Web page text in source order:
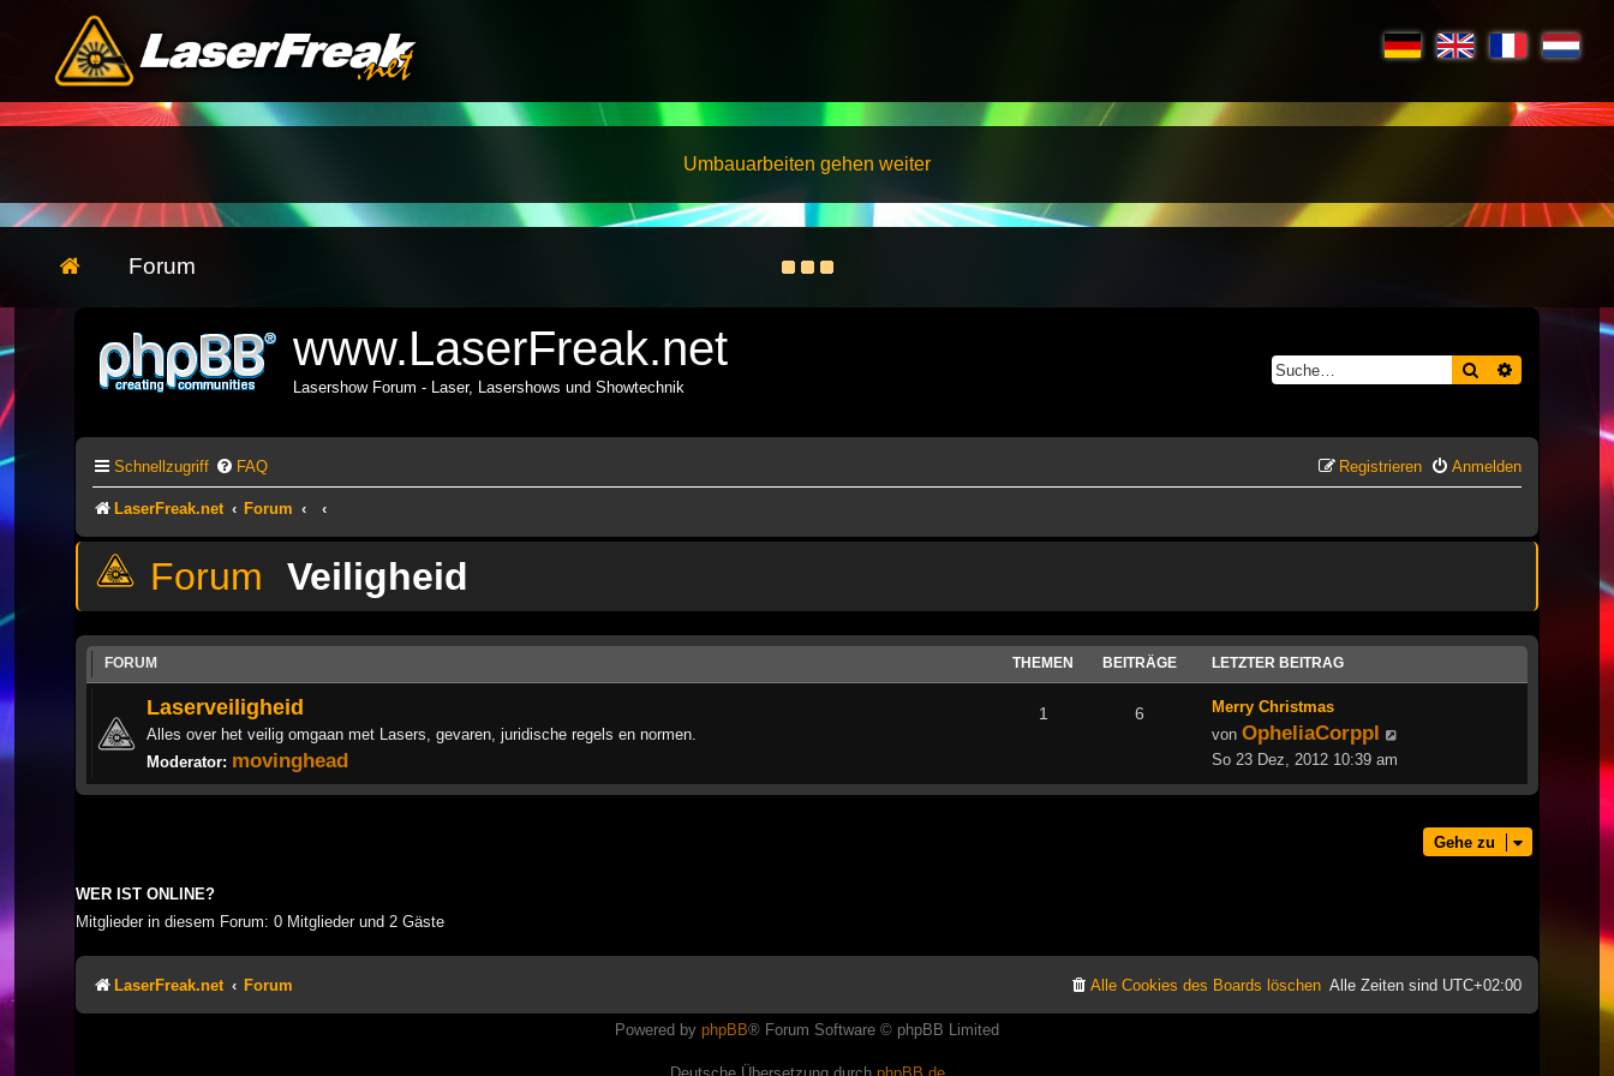
Umbauarbeiten gehen weiter
Forum
www.LaserFreak.net
Lasershow Forum - Laser, Lasershows und Showtechnik
Suche
Schnellzugriff FAQ Anmelden
Registrieren
LaserFreak.net Forum
Veiligheid
FORUM THEMEN BEITRÄGE LETZTER BEITRAG
Laserveiligheid
Alles over het veilig omgaan met Lasers, gevaren, juridische regels en normen.
Moderator: movinghead
1 6
Merry Christmas
von OpheliaCorppl
So 23 Dez, 2012 10:39 am
Gehe zu
WER IST ONLINE?
Mitglieder in diesem Forum: 0 Mitglieder und 2 Gäste
LaserFreak.net Forum Alle Zeiten sind UTC+02:00
Alle Cookies des Boards löschen
Powered by phpBB® Forum Software © phpBB Limited